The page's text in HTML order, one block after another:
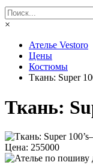
×
Ателье Vestoro
Цены
Костюмы
Ткань: Super
Ткань:
Цена: 255000